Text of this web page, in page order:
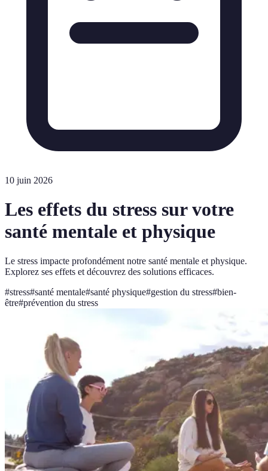
10 juin 2026
Les effets du stress sur votre
santé mentale et physique
Le stress impacte profondément notre santé mentale et physique.
Explorez ses effets et découvrez des solutions efficaces.
#stress#santé mentale#santé physique#gestion du stress#bien-
être#prévention du stress